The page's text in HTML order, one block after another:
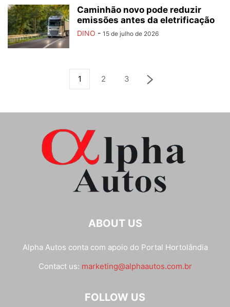
Caminhão novo pode reduzir
emissões antes da eletrificação
DINO - 15 de julho de 2026
1 2 3
ABOUT US
Alpha Autos conta com apoio do Portal Hortolândia
Contact us: marketing@alphaautos.com.br
FOLLOW US